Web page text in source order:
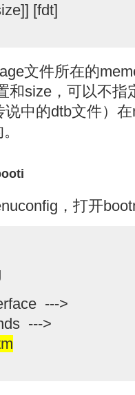
[fdt]
文件所在的
和size，可以不指
中的dtb文件）
，打开
--->
--->